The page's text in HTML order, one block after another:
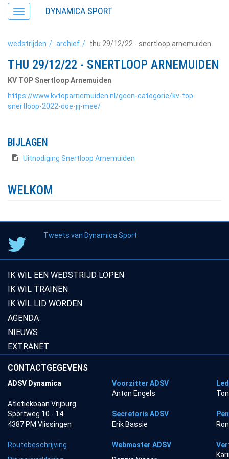
Toggle
navigation
DYNAMICA SPORT
wedstrijden archief thu 29/12/22 - snertloop arnemuiden
THU 29/12/22 - SNERTLOOP ARNEMUIDEN
KV TOP Snertloop Arnemuiden
https://www.kvtoparnemuiden.nl/geen-categorie/kv-top-
snertloop-2022-doe-jij-mee/
BIJLAGEN
Uitnodiging Snertloop Arnemuiden
WELKOM
Tweets van Dynamica Sport
IK WIL EEN WEDSTRIJD LOPEN
IK WIL TRAINEN
IK WIL LID WORDEN
AGENDA
NIEUWS
EXTRANET
CONTACTGEGEVENS
ADSV Dynamica Voorzitter ADSV
Anton Engels
Atletiekbaan Vrijburg
Sportweg 10 - 14
Secretaris ADSV
4387 PM Vlissingen
Erik Bassie
Routebeschrijving Webmaster ADSV